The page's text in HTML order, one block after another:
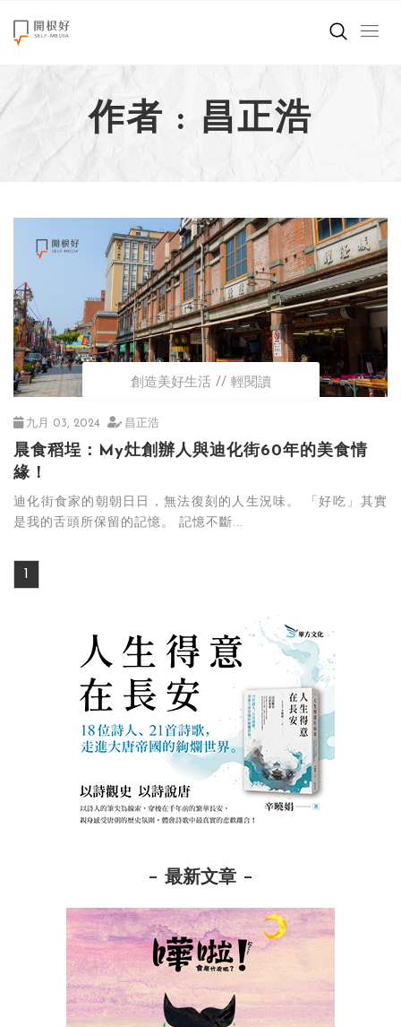
來點正能量
世界在想什麼
創造美好生活
職場商業經濟
影片專區
關於我們
作者 : 昌正浩
創造美好生活 輕閱讀
九月 03, 2024 昌正浩
晨食稻埕：My灶創辦人與迪化街60年的美食情
緣！
迪化街食家的朝朝日日，無法復刻的人生況味。 「好吃」其實
是我的舌頭所保留的記憶。 記憶不斷...
1
最新文章